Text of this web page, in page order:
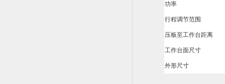
功率
行程调节范围
压板至工作台距离
工作台面尺寸
外形尺寸